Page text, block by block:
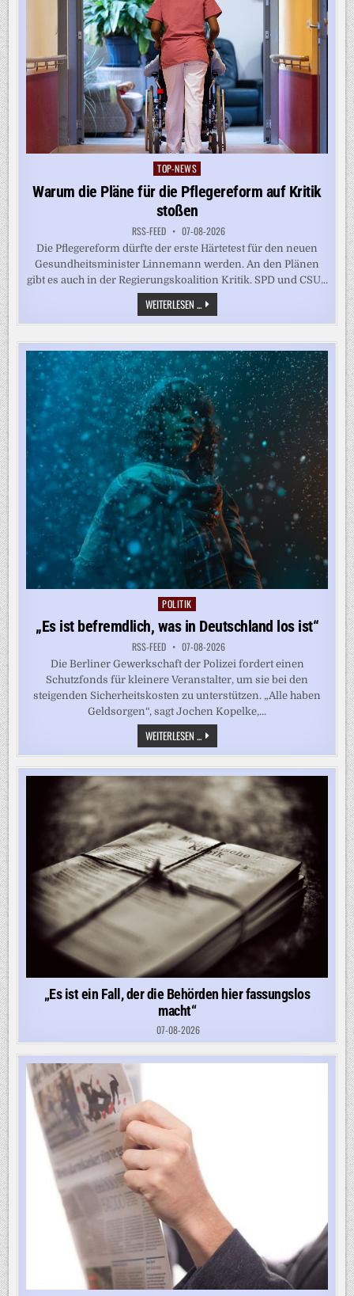
Posted
TOP-NEWS
Warum die Pläne für die Pflegereform auf Kritik
stoßen
RSS-FEED 07-08-2026
Die Pflegereform dürfte der erste Härtetest für den neuen
Gesundheitsminister Linnemann werden. An den Plänen
gibt es auch in der Regierungskoalition Kritik. SPD und CSU...
WEITERLESEN ... WARUM
DIE
PLÄNE
DIE
PFLEGEREFORM
AUF
KRITIK
STOSSEN
Posted
POLITIK
„Es ist befremdlich, was in Deutschland los ist“
RSS-FEED 07-08-2026
Die Berliner Gewerkschaft der Polizei fordert einen
Schutzfonds für kleinere Veranstalter, um sie bei den
steigenden Sicherheitskosten zu unterstützen. „Alle haben
Geldsorgen“, sagt Jochen Kopelke,...
WEITERLESEN ...„ES
IST
BEFREMDLICH,
WAS
IN
DEUTSCHLAND
LOS
IST“
„Es ist ein Fall, der die Behörden hier fassungslos
macht“
07-08-2026